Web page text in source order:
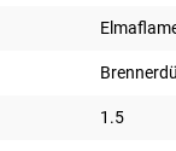
1.5